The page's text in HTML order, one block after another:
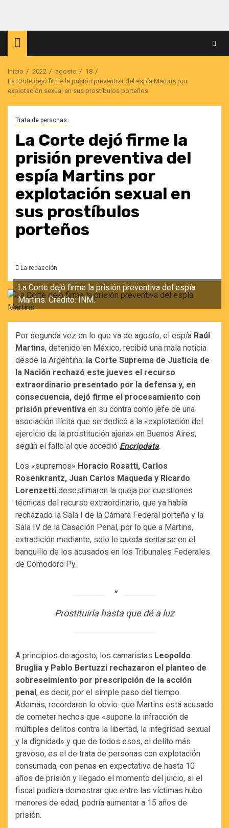
contenido
Inicio 2022 agosto
18
La Corte dejó firme la prisión preventiva del espía Martins por
explotación sexual en sus prostíbulos porteños
Trata de personas
La Corte dejó firme la
prisión preventiva del
espía Martins por
explotación sexual en
sus prostíbulos
porteños
La redacción
La Corte dejó firme la prisión preventiva del espía
Martins. Crédito: INM.
Por segunda vez en lo que va de agosto, el espía Raúl
Martins, detenido en México, recibió una mala noticia
desde la Argentina: la Corte Suprema de Justicia de
la Nación rechazó este jueves el recurso
extraordinario presentado por la defensa y, en
consecuencia, dejó firme el procesamiento con
prisión preventiva en su contra como jefe de una
asociación ilícita que se dedicó a la «explotación del
ejercicio de la prostitución ajena» en Buenos Aires,
según el fallo al que accedió Encripdata.
Los «supremos» Horacio Rosatti, Carlos
Rosenkrantz, Juan Carlos Maqueda y Ricardo
Lorenzetti desestimaron la queja por cuestiones
técnicas del recurso extraordinario, que ya había
rechazado la Sala I de la Cámara Federal porteña y la
Sala IV de la Casación Penal, por lo que a Martins,
extradición mediante, solo le queda sentarse en el
banquillo de los acusados en los Tribunales Federales
de Comodoro Py.
Prostituirla hasta que dé a luz
A principios de agosto, los camaristas Leopoldo
Bruglia y Pablo Bertuzzi rechazaron el planteo de
sobreseimiento por prescripción de la acción
penal, es decir, por el simple paso del tiempo.
Además, recordaron lo obvio: que Martins está acusado
de cometer hechos que «supone la infracción de
múltiples delitos contra la libertad, la integridad sexual
y la dignidad» y que de todos esos, el delito más
gravoso, es el de trata de personas con explotación
consumada, con penas en expectativa de hasta 10
años de prisión y llegado el momento del juicio, si el
fiscal pudiera demostrar que entre las víctimas hubo
menores de edad, podría aumentar a 15 años de
prisión.